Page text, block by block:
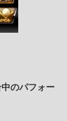
のパフォー